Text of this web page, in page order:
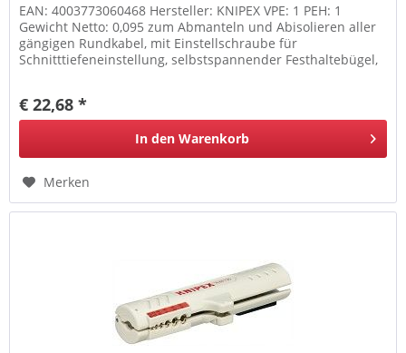
EAN: 4003773060468 Hersteller: KNIPEX VPE: 1 PEH: 1
Gewicht Netto: 0,095 zum Abmanteln und Abisolieren aller
gängigen Rundkabel, mit Einstellschraube für
Schnitttiefeneinstellung, selbstspannender Festhaltebügel,
€ 22,68 *
In den Warenkorb
Merken